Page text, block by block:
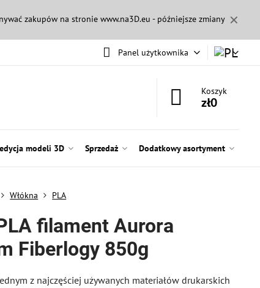
✕
zakupów na stronie www.na3D.eu - późniejsze zmiany
Panel użytkownika
Koszyk
zł0
modeli 3D Sprzedaż Dodatkowy asortyment
Włókna PLA
filament Aurora
Fiberlogy 850g
z najczęściej używanych materiałów drukarskich